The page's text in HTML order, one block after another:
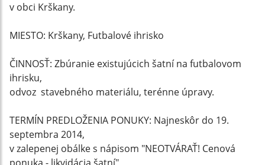
v obci Krškany.
MIESTO: Krškany, Futbalové ihrisko
ČINNOSŤ: Zbúranie existujúcich šatní na futbalovom
ihrisku,
odvoz stavebného materiálu, terénne úpravy.
TERMÍN PREDLOŽENIA PONUKY: Najneskôr do 19.
septembra 2014,
v zalepenej obálke s nápisom "NEOTVÁRAŤ! Cenová